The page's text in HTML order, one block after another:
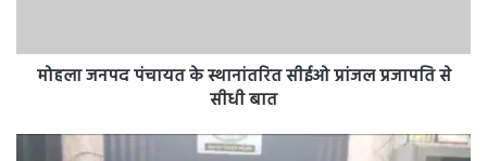
से
सीधी
मोहला जनपद पंचायत के स्थानांतरित सीईओ प्रांजल प्रजापति से
सीधी बात
मोहला